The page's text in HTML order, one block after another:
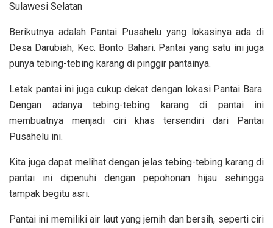
Sulawesi Selatan
Berikutnya adalah Pantai Pusahelu yang lokasinya ada di
Desa Darubiah, Kec. Bonto Bahari. Pantai yang satu ini juga
punya tebing-tebing karang di pinggir pantainya.
Letak pantai ini juga cukup dekat dengan lokasi Pantai Bara.
Dengan adanya tebing-tebing karang di pantai ini
membuatnya menjadi ciri khas tersendiri dari Pantai
Pusahelu ini.
Kita juga dapat melihat dengan jelas tebing-tebing karang di
pantai ini dipenuhi dengan pepohonan hijau sehingga
tampak begitu asri.
Pantai ini memiliki air laut yang jernih dan bersih, seperti ciri